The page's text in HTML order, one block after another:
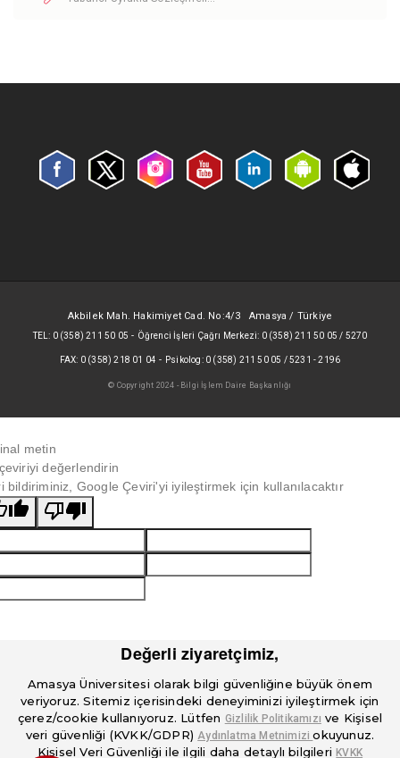
Akbilek Mah. Hakimiyet Cad. No:4/3 Amasya / Türkiye
TEL: 0 (358) 211 50 05 - Öğrenci İşleri Çağrı Merkezi: 0 (358) 211 50 05 / 5270
FAX: 0 (358) 218 01 04 - Psikolog: 0 (358) 211 50 05 / 5231 - 2196
© Copyright 2024 - Bilgi İşlem Daire Başkanlığı
Değerli ziyaretçimiz,
Amasya Üniversitesi olarak bilgi güvenliğine büyük önem
veriyoruz. Sitemiz içerisindeki deneyiminizi iyileştirmek için
çerez/cookie kullanıyoruz. Lütfen Gizlilik Politikamızı ve Kişisel
veri güvenliği (KVKK/GDPR) Aydınlatma Metnimiziokuyunuz.
Kişisel Veri Güvenliği ile ilgili daha detaylı bilgileriKVKK
metin
değerlendirin
bildiriminiz, Google Çeviri'yi iyileştirmek için kullanılacaktır